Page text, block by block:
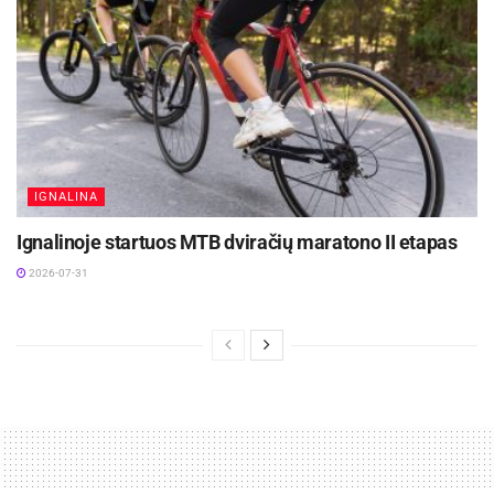
IGNALINA
Ignalinoje startuos MTB dviračių maratono II etapas
2026-07-31